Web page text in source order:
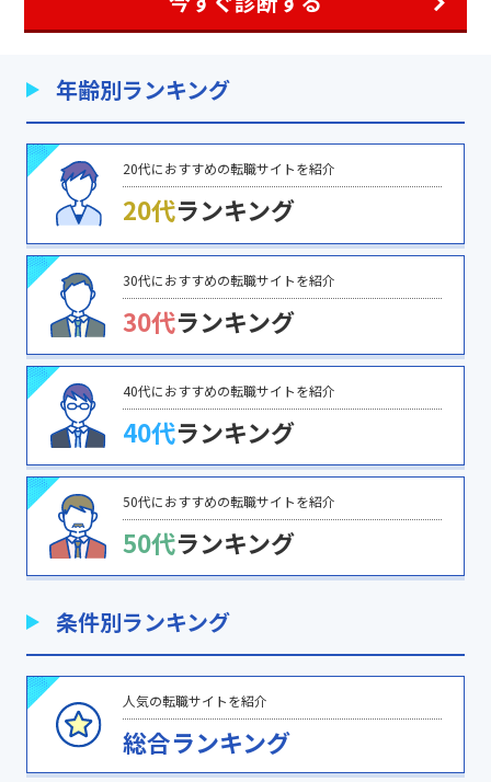
年齢別ランキング
20代におすすめの転職サイトを紹介
20代ランキング
30代におすすめの転職サイトを紹介
30代ランキング
40代におすすめの転職サイトを紹介
40代ランキング
50代におすすめの転職サイトを紹介
50代ランキング
条件別ランキング
人気の転職サイトを紹介
総合ランキング